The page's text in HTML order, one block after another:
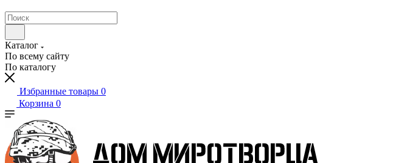
Каталог
По всему сайту
По каталогу
Избранные товары 0
Корзина 0